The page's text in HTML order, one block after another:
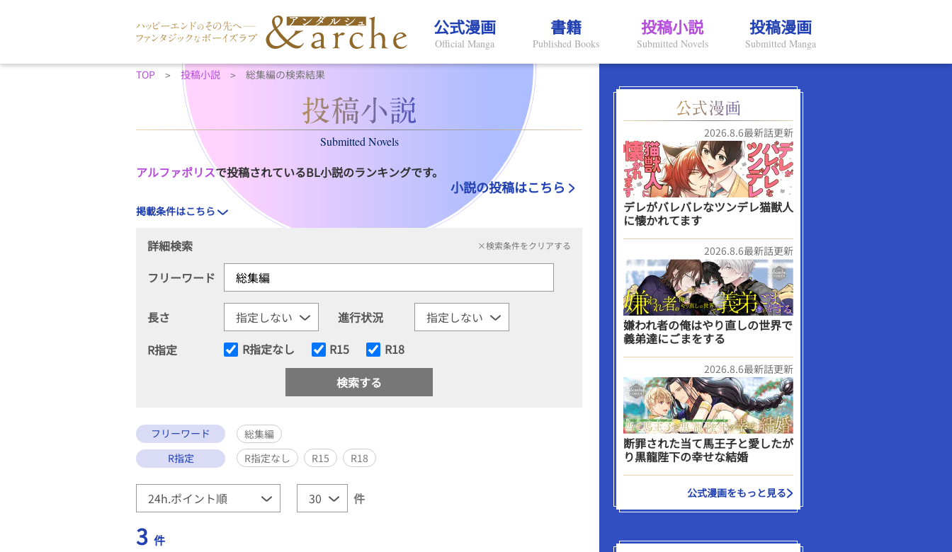
公式漫画
Official Manga
書籍
Published Books
投稿小説
Submitted Novels
投稿漫画
Submitted Manga
TOP 投稿小説 総集編の検索結果
Submitted Novels
アルファポリスで投稿されているBL小説のランキングです。
小説の投稿はこちら
掲載条件はこちら
詳細検索 ×検索条件をクリアする
フリーワード
長さ
進行状況
R指定
R指定なし R15 R18
フリーワード
総集編
R指定
R指定なし R15 R18
件
3 件
2026.8.6最新話更新
デレがバレバレなツンデレ猫獣人
に懐かれてます
2026.8.6最新話更新
嫌われ者の俺はやり直しの世界で
義弟達にごまをする
2026.8.6最新話更新
断罪された当て馬王子と愛したが
り黒龍陛下の幸せな結婚
公式漫画をもっと見る